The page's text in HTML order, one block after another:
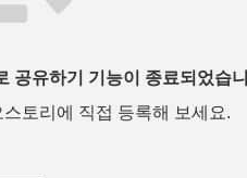
공유하기 기능이 종료되었습
토리에 직접 등록해 보세요.